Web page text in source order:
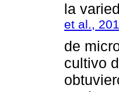
la
et al.,
de
cultivo